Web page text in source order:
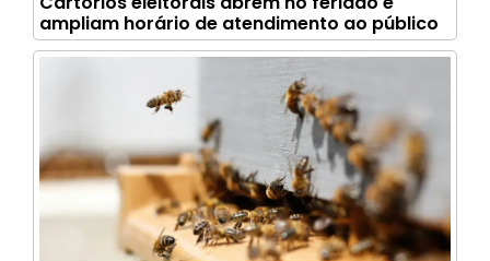
ampliam horário de atendimento ao público